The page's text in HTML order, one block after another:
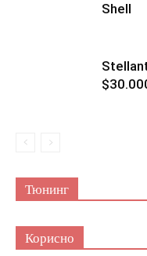
Shell
Тюнинг
Корисно